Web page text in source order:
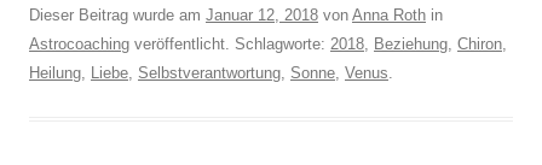
Dieser Beitrag wurde am Januar 12, 2018 von Anna Roth in
Astrocoaching veröffentlicht. Schlagworte: 2018, Beziehung, Chiron,
Heilung, Liebe, Selbstverantwortung, Sonne, Venus.